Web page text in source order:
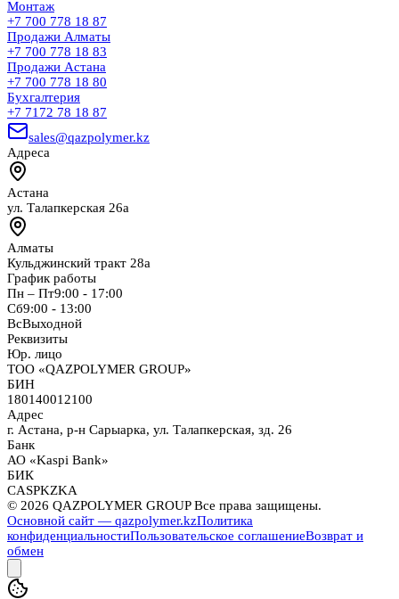
Монтаж
+7 700 778 18 87
Продажи Алматы
+7 700 778 18 83
Продажи Астана
+7 700 778 18 80
Бухгалтерия
+7 7172 78 18 87
sales@qazpolymer.kz
Адреса
Астана
ул. Талапкерская 26а
Алматы
Кульджинский тракт 28а
График работы
Пн – Пт9:00 - 17:00
Сб9:00 - 13:00
ВсВыходной
Реквизиты
Юр. лицо
ТОО «QAZPOLYMER GROUP»
БИН
180140012100
Адрес
г. Астана, р-н Сарыарка, ул. Талапкерская, зд. 26
Банк
АО «Kaspi Bank»
БИК
CASPKZKA
© 2026 QAZPOLYMER GROUP Все права защищены.
Основной сайт — qazpolymer.kzПолитика
конфиденциальностиПользовательское соглашениеВозврат и
обмен